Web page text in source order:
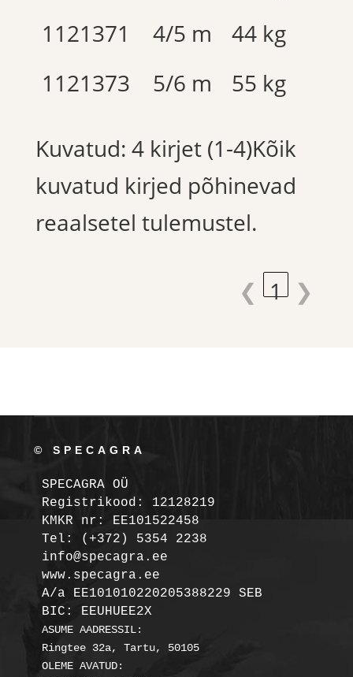
1121371
4/5 m
44 kg
1121373
5/6 m 55 kg
Kuvatud: 4 kirjet (1-4)Kõik
kuvatud kirjed põhinevad
reaalsetel tulemustel.
❮ 1 ❯
© SPECAGRA
SPECAGRA OÜ
Registrikood: 12128219
KMKR nr: EE101522458
Tel: (+372) 5354 2238
info@specagra.ee
A/a EE101010220205388229 SEB
BIC: EEUHUEE2X
ASUME AADRESSIL:
Ringtee 32a, Tartu, 50105
OLEME AVATUD: